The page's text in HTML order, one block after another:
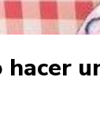
hacer